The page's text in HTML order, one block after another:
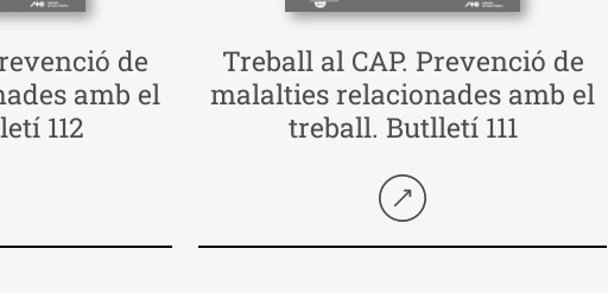
de
amb el
112
Treball al CAP. Prevenció de
malalties relacionades amb el
treball. Butlletí 111